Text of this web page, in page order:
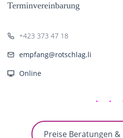
Terminvereinbarung
+423 373 47 18
empfang@rotschlag.li
Online
Preise Beratungen